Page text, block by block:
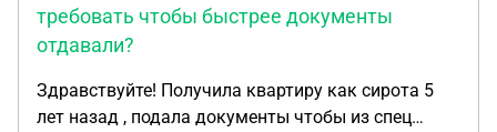
требовать чтобы быстрее документы
отдавали?
Здравствуйте! Получила квартиру как сирота 5
лет назад , подала документы чтобы из спец